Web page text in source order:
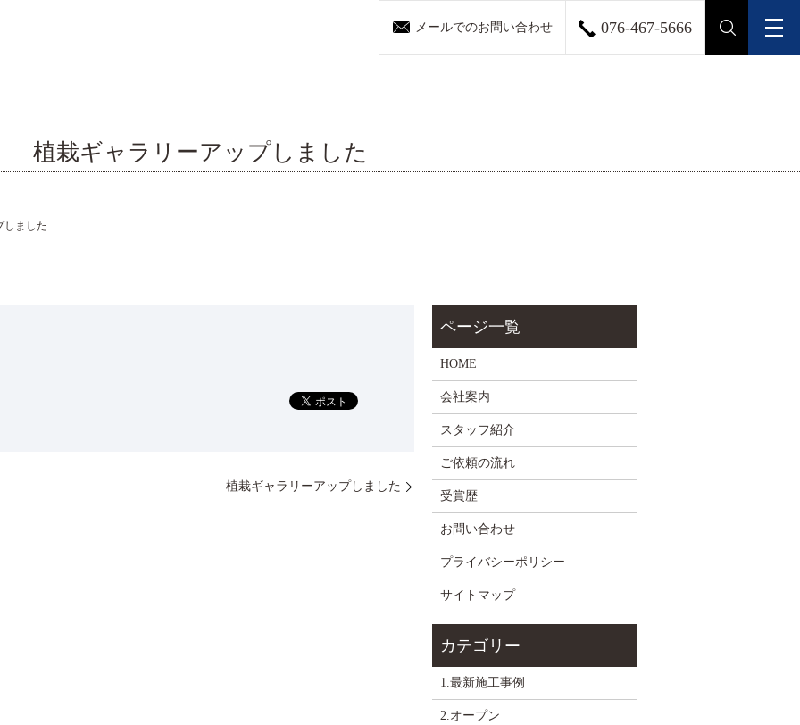
メールでのお問い合わせ 076-467-5666
植栽ギャラリーアップしました
しました
植栽ギャラリーアップしました
HOME
会社案内
スタッフ紹介
ご依頼の流れ
受賞歴
お問い合わせ
プライバシーポリシー
サイトマップ
1.最新施工事例
2.オープン